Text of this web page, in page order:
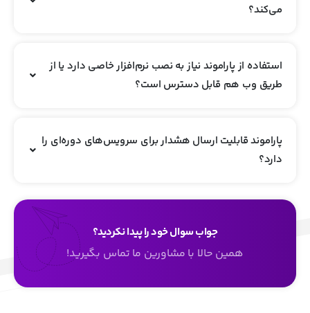
می‌کند؟
استفاده از پاراموند نیاز به نصب نرم‌افزار خاصی دارد یا از
طریق وب هم قابل دسترس است؟
پاراموند قابلیت ارسال هشدار برای سرویس‌های دوره‌ای را
دارد؟
جواب سوال خود را پیدا نکردید؟
همین حالا با مشاورین ما تماس بگیرید!